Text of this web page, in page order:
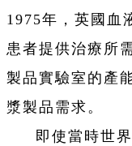
1975年，英國血
患者提供治療所
製品實驗室的產
漿製品需求。
即使當時世